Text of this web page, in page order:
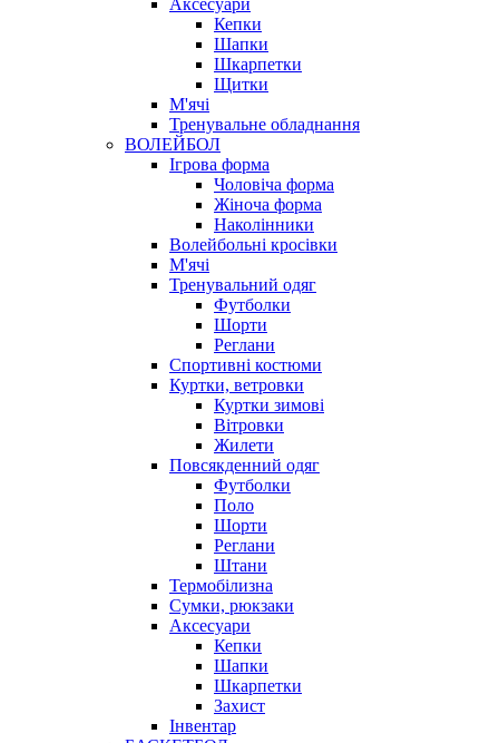
Кепки
Шапки
Шкарпетки
Щитки
М'ячі
Тренувальне обладнання
ВОЛЕЙБОЛ
Ігрова форма
Чоловіча форма
Жіноча форма
Наколінники
Волейбольні кросівки
М'ячі
Тренувальний одяг
Футболки
Шорти
Реглани
Спортивні костюми
Куртки, ветровки
Куртки зимові
Вітровки
Жилети
Повсякденний одяг
Футболки
Поло
Шорти
Реглани
Штани
Термобілизна
Сумки, рюкзаки
Аксесуари
Кепки
Шапки
Шкарпетки
Захист
Інвентар